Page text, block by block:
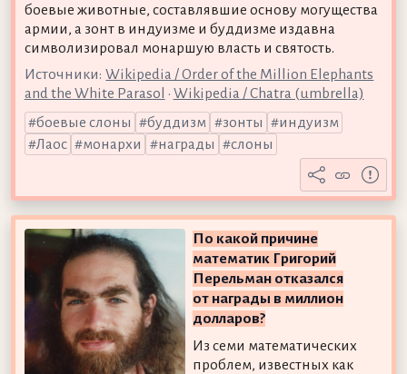
боевые животные, составлявшие основу могущества
армии, а зонт в индуизме и буддизме издавна
символизировал монаршую власть и святость.
Источники: Wikipedia / Order of the Million Elephants
and the White Parasol • Wikipedia / Chatra (umbrella)
боевые слоны
буддизм зонты
индуизм
Лаос
монархи награды слоны
По какой причине
математик Григорий
Перельман отказался
от награды в миллион
долларов?
Из семи математических
проблем, известных как